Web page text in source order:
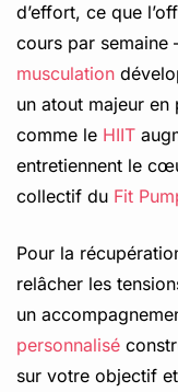
d’effort, ce que
cours par semaine
musculation
un atout majeur
comme le HIIT
entretiennent le
collectif du Fit
Pour la
relâcher les
un
personnalisé
sur votre objectif